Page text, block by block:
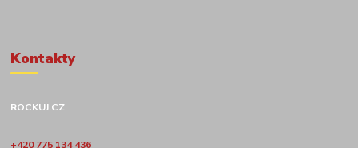
Kontakty
ROCKUJ.CZ
+420 775 134 436